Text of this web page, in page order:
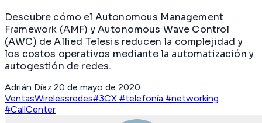
Descubre cómo el Autonomous Management
Framework (AMF) y Autonomous Wave Control
(AWC) de Allied Telesis reducen la complejidad y
los costos operativos mediante la automatización y
autogestión de redes.
Adrián Díaz·20 de mayo de 2020·
VentasWirelessredes#3CX #telefonía #networking
#CallCenter